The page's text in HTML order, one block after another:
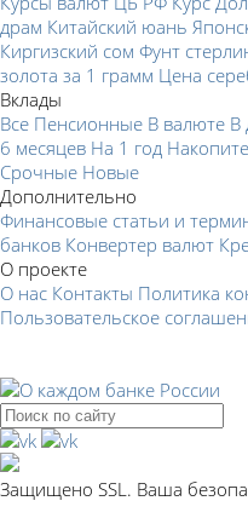
драм Китайский юань
Киргизский сом Фунт
золота за 1 грамм Цена
Вклады
Все Пенсионные В валюте В
6 месяцев На 1 год
Срочные Новые
Дополнительно
Финансовые статьи и
банков Конвертер валют
О проекте
О нас Контакты Политика
Пользовательское
Защищено SSL. Ваша